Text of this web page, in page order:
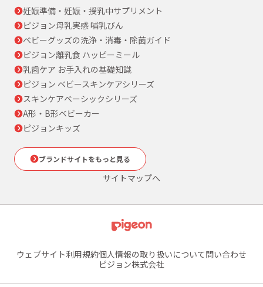
妊娠準備・妊娠・授乳中サプリメント
ピジョン母乳実感 哺乳びん
ベビーグッズの洗浄・消毒・除菌ガイド
ピジョン離乳食 ハッピーミール
乳歯ケア お手入れの基礎知識
ピジョン ベビースキンケアシリーズ
スキンケアベーシックシリーズ
A形・B形ベビーカー
ピジョンキッズ
ブランドサイトをもっと見る
サイトマップへ
ウェブサイト利用規約個人情報の取り扱いについて問い合わせ
ピジョン株式会社